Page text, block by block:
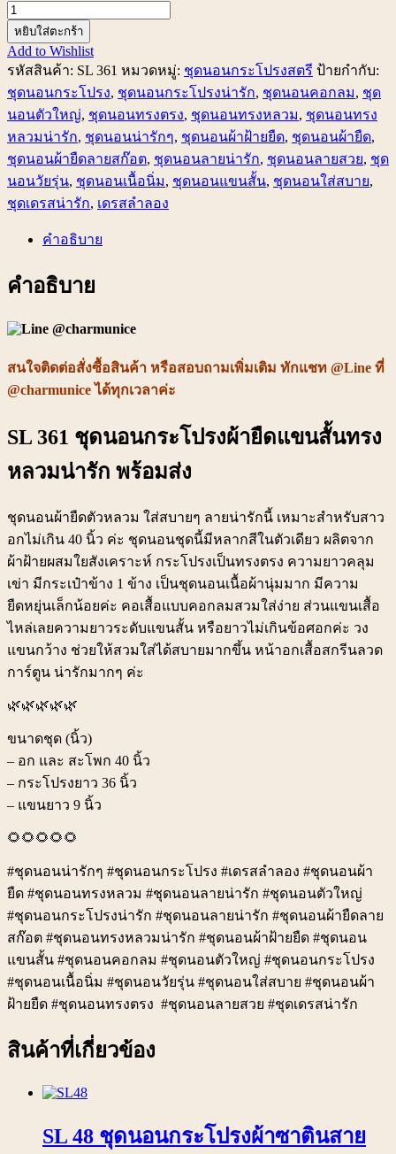
จำนวน
SL
361
ชุด
นอน
กระโปรง
ผ้า
ยืด
แขน
สั้น
หลวม
รัก
ส่ง
หยิบใส่ตะกร้า
Add to Wishlist
รหัสสินค้า: SL 361 หมวดหมู่: ชุดนอนกระโปรงสตรี ป้ายกำกับ:
ชุดนอนกระโปรง, ชุดนอนกระโปรงน่ารัก, ชุดนอนคอกลม, ชุด
นอนตัวใหญ่, ชุดนอนทรงตรง, ชุดนอนทรงหลวม, ชุดนอนทรง
หลวมน่ารัก, ชุดนอนน่ารักๆ, ชุดนอนผ้าฝ้ายยืด, ชุดนอนผ้ายืด,
ชุดนอนผ้ายืดลายสก๊อต, ชุดนอนลายน่ารัก, ชุดนอนลายสวย, ชุด
นอนวัยรุ่น, ชุดนอนเนื้อนิ่ม, ชุดนอนแขนสั้น, ชุดนอนใส่สบาย,
ชุดเดรสน่ารัก, เดรสลำลอง
คำอธิบาย
คำอธิบาย
สนใจติดต่อสั่งซื้อสินค้า หรือสอบถามเพิ่มเติม ทักแชท @Line ที่
@charmunice ได้ทุกเวลาค่ะ
SL 361 ชุดนอนกระโปรงผ้ายืดแขนสั้นทรง
หลวมน่ารัก พร้อมส่ง
ชุดนอนผ้ายืดตัวหลวม ใส่สบายๆ ลายน่ารักนี้ เหมาะสำหรับสาว
อกไม่เกิน 40 นิ้ว ค่ะ ชุดนอนชุดนี้มีหลากสีในตัวเดียว ผลิตจาก
ผ้าฝ้ายผสมใยสังเคราะห์ กระโปรงเป็นทรงตรง ความยาวคลุม
เข่า มีกระเป๋าข้าง 1 ข้าง เป็นชุดนอนเนื้อผ้านุ่มมาก มีความ
ยืดหยุ่นเล็กน้อยค่ะ คอเสื้อแบบคอกลมสวมใส่ง่าย ส่วนแขนเสื้อ
ไหล่เลยความยาวระดับแขนสั้น หรือยาวไม่เกินข้อศอกค่ะ วง
แขนกว้าง ช่วยให้สวมใส่ได้สบายมากขึ้น หน้าอกเสื้อสกรีนลวด
การ์ตูน น่ารักมากๆ ค่ะ
🌿🌿🌿🌿🌿
ขนาดชุด (นิ้ว)
– อก และ สะโพก 40 นิ้ว
– กระโปรงยาว 36 นิ้ว
– แขนยาว 9 นิ้ว
🌻🌻🌻🌻🌻
#ชุดนอนน่ารักๆ #ชุดนอนกระโปรง #เดรสลำลอง #ชุดนอนผ้า
ยืด #ชุดนอนทรงหลวม #ชุดนอนลายน่ารัก #ชุดนอนตัวใหญ่
#ชุดนอนกระโปรงน่ารัก #ชุดนอนลายน่ารัก #ชุดนอนผ้ายืดลาย
สก๊อต #ชุดนอนทรงหลวมน่ารัก #ชุดนอนผ้าฝ้ายยืด #ชุดนอน
แขนสั้น #ชุดนอนคอกลม #ชุดนอนตัวใหญ่ #ชุดนอนกระโปรง
#ชุดนอนเนื้อนิ่ม #ชุดนอนวัยรุ่น #ชุดนอนใส่สบาย #ชุดนอนผ้า
ฝ้ายยืด #ชุดนอนทรงตรง #ชุดนอนลายสวย #ชุดเดรสน่ารัก
สินค้าที่เกี่ยวข้อง
SL 48 ชุดนอนกระโปรงผ้าซาตินสาย